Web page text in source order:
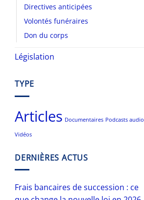
Directives anticipées
Volontés funéraires
Don du corps
Législation
TYPE
Articles Documentaires Podcasts audio
Vidéos
DERNIÈRES ACTUS
Frais bancaires de succession : ce